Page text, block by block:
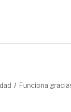
Funciona